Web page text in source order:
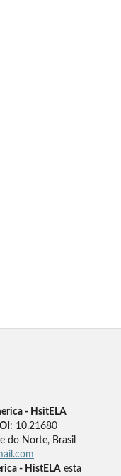
- HsitELA
: 10.21680
do Norte, Brasil
- HistELA esta